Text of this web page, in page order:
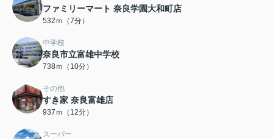
ファミリーマート 奈良学園大和町店
532ｍ（7分）
中学校
奈良市立富雄中学校
738ｍ（10分）
その他
すき家 奈良富雄店
937ｍ（12分）
スーパー